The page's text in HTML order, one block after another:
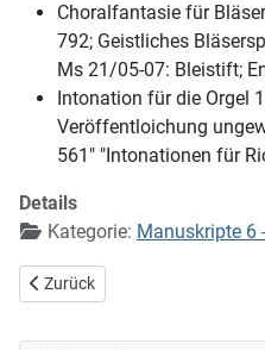
Choralfantasie für
792; Geistliches
Ms 21/05-07: Bleistift;
Intonation für die Orgel
Veröffentloichung
561" "Intonationen für
Details
Kategorie: Manuskripte 6
Vorheriger Beitrag: O
Zurück